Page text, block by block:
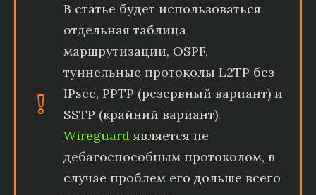
В статье будет использоваться
отдельная таблица
маршрутизации, OSPF,
туннельные протоколы L2TP без
IPsec, PPTP (резервный вариант) и
SSTP (крайний вариант).
Wireguardявляется не
дебагоспособным протоколом, в
случае проблем его дольше всего